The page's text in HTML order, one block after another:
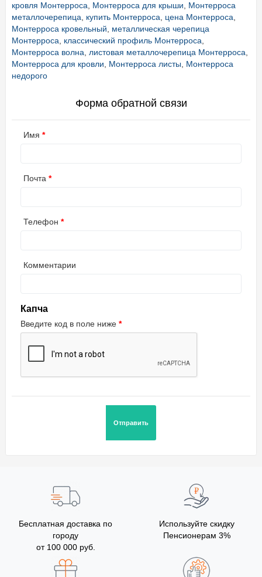
кровля Монтерроса, Монтерроса для крыши, Монтерроса
металлочерепица, купить Монтерроса, цена Монтерроса,
Монтерроса кровельный, металлическая черепица
Монтерроса, классический профиль Монтерроса,
Монтерроса волна, листовая металлочерепица Монтерроса,
Монтерроса для кровли, Монтерроса листы, Монтерроса
недорого
Форма обратной связи
Имя
Почта
Телефон
Комментарии
Капча
Введите код в поле ниже
Бесплатная доставка по
городу
от 100 000 руб.
Используйте скидку
Пенсионерам 3%